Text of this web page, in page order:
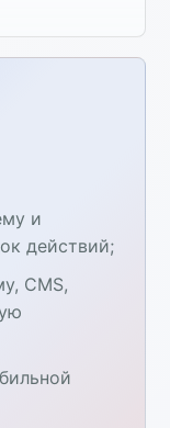
и
действий;
CMS,